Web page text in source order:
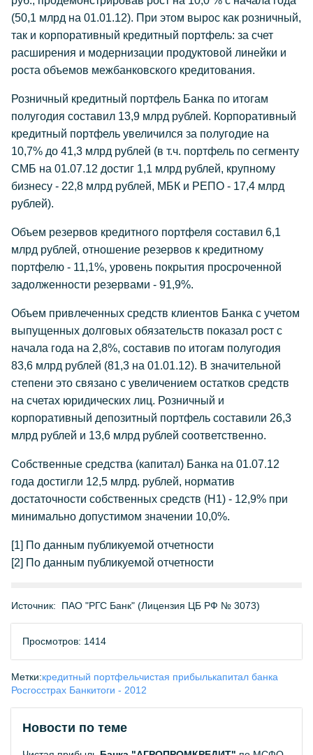
(50,1 млрд на 01.01.12). При этом вырос как розничный,
так и корпоративный кредитный портфель: за счет
расширения и модернизации продуктовой линейки и
роста объемов межбанковского кредитования.
Розничный кредитный портфель Банка по итогам
полугодия составил 13,9 млрд рублей. Корпоративный
кредитный портфель увеличился за полугодие на
10,7% до 41,3 млрд рублей (в т.ч. портфель по сегменту
СМБ на 01.07.12 достиг 1,1 млрд рублей, крупному
бизнесу - 22,8 млрд рублей, МБК и РЕПО - 17,4 млрд
рублей).
Объем резервов кредитного портфеля составил 6,1
млрд рублей, отношение резервов к кредитному
портфелю - 11,1%, уровень покрытия просроченной
задолженности резервами - 91,9%.
Объем привлеченных средств клиентов Банка с учетом
выпущенных долговых обязательств показал рост с
начала года на 2,8%, составив по итогам полугодия
83,6 млрд рублей (81,3 на 01.01.12). В значительной
степени это связано с увеличением остатков средств
на счетах юридических лиц. Розничный и
корпоративный депозитный портфель составили 26,3
млрд рублей и 13,6 млрд рублей соответственно.
Собственные средства (капитал) Банка на 01.07.12
года достигли 12,5 млрд. рублей, норматив
достаточности собственных средств (Н1) - 12,9% при
минимально допустимом значении 10,0%.
[1] По данным публикуемой отчетности
[2] По данным публикуемой отчетности
Источник: ПАО "РГС Банк" (Лицензия ЦБ РФ № 3073)
Просмотров: 1414
Метки:кредитный портфельчистая прибылькапитал банка
Росгосстрах Банкитоги - 2012
Новости по теме